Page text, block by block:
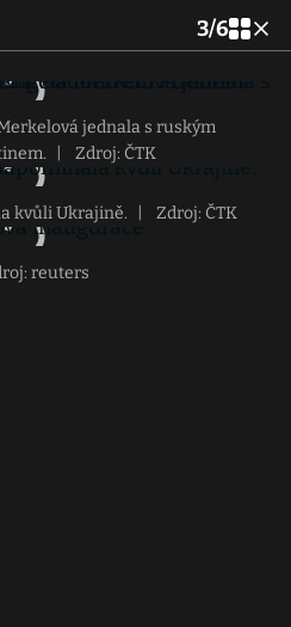
3/6
jednala s ruským
Zdroj: ČTK
kvůli Ukrajině. Zdroj: ČTK
reuters